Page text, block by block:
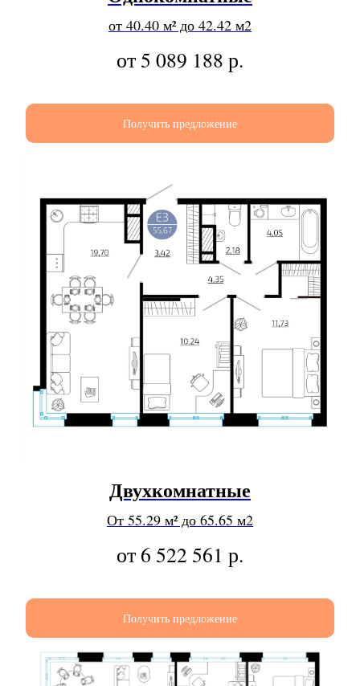
от 40.40 м² до 42.42 м2
от 5 089 188 р.
Получить предложение
Двухкомнатные
От 55.29 м² до 65.65 м2
от 6 522 561 р.
Получить предложение